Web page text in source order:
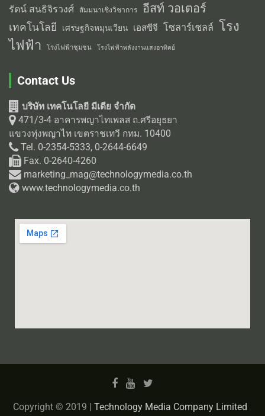
รัตน์ สนธิจิรวงศ์
สัมมนาเชิงวิชาการ อีสท์ วอเตอร์
เทคโนโลยี เศรษฐกิจหมุนเวียน เอสซีจี โซลาร์เซลล์ โรง
ไฟฟ้า
โรงไฟฟ้าชุมชน โรงไฟฟ้าพลังงานแสงอาทิตย์
Contact Us
บริษัท เทคโนโลยี มีเดีย จำกัด
471/3-4 อาคารพญาไทเพลส ถ.ศรีอยุธยา
แขวงทุ่งพญาไท เขตราชเทวี กทม. 10400
Tel. 0-2354-5333, 0-2644-6649
Fax. 0-2640-4260
marketing_mag@technologymedia.co.th
www.technologymedia.co.th
Copyright © 2019 | Technology Media Company Limited